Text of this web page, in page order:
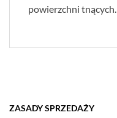
powierzchni tnących.
ZASADY SPRZEDAŻY